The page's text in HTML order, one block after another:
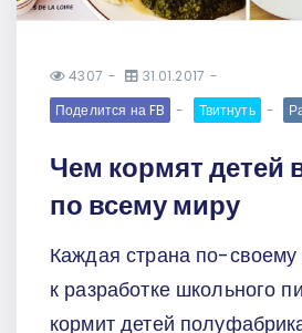
4307
31.01.2017
Поделится на FB
Твитнуть
Чем кормят детей
по всему миру
Каждая страна по-
к разработке школьного
кормит детей